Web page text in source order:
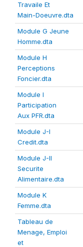
Travaile Et
Main-Doeuvre.dta
Module G Jeune
Homme.dta
Module H
Perceptions
Foncier.dta
Module I
Participation
Aux PFR.dta
Module J-I
Credit.dta
Module J-II
Securite
Alimentaire.dta
Module K
Femme.dta
Tableau de
Menage, Emploi
et